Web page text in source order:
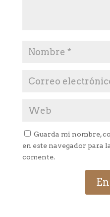
Guarda mi nombre,
en este navegador para
comente.